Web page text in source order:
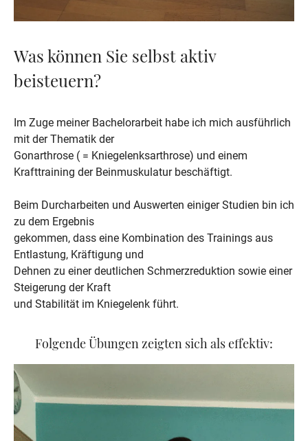
Was können Sie selbst aktiv
beisteuern?
Im Zuge meiner Bachelorarbeit habe ich mich ausführlich
mit der Thematik der
Gonarthrose ( = Kniegelenksarthrose) und einem
Krafttraining der Beinmuskulatur beschäftigt.
Beim Durcharbeiten und Auswerten einiger Studien bin ich
zu dem Ergebnis
gekommen, dass eine Kombination des Trainings aus
Entlastung, Kräftigung und
Dehnen zu einer deutlichen Schmerzreduktion sowie einer
Steigerung der Kraft
und Stabilität im Kniegelenk führt.
Folgende Übungen zeigten sich als effektiv: